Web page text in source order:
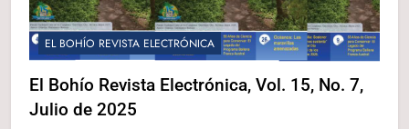
EL BOHÍO REVISTA ELECTRÓNICA
El Bohío Revista Electrónica, Vol. 15, No. 7,
Julio de 2025